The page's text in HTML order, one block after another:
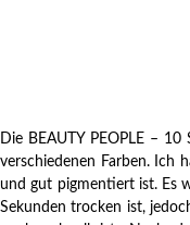
Die BEAUTY PEOPLE – 10
verschiedenen Farben. Ich
und gut pigmentiert ist. Es
Sekunden trocken ist,